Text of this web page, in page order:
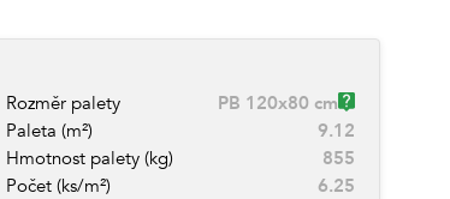
Rozměr palety
PB 120x80 cm
Paleta (m²)
9.12
Hmotnost palety (kg)
855
Počet (ks/m²)
6.25